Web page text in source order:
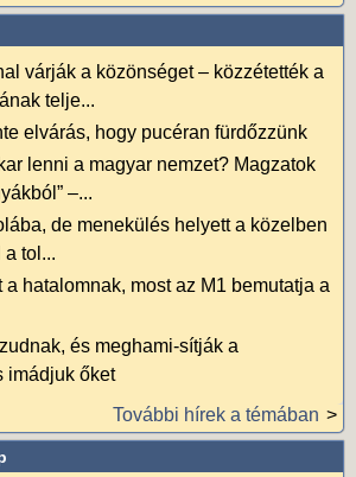
várják a közönséget – közzétették a
telje...
elvárás, hogy pucéran fürdőzzünk
lenni a magyar nemzet? Magzatok
–...
de menekülés helyett a közelben
a tol...
a hatalomnak, most az M1 bemutatja a
és meghami-sítják a
imádjuk őket
További hírek a témában